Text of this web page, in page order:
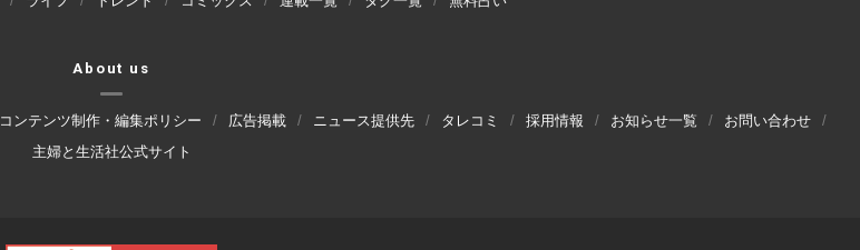
About us
コンテンツ制作・編集ポリシー 広告掲載 ニュース提供先 タレコミ 採用情報 お知らせ一覧
お問い合わせ
主婦と生活社公式サイト